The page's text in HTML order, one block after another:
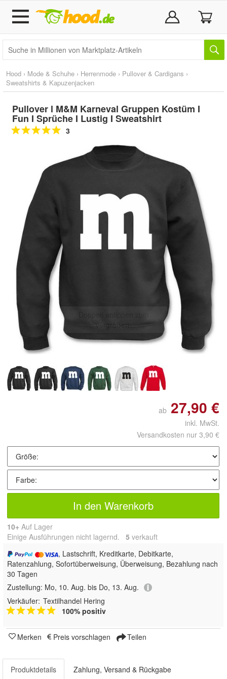
Hood › Mode & Schuhe › Herrenmode › Pullover & Cardigans ›
Sweatshirts & Kapuzenjacken
Pullover l M&M Karneval Gruppen Kostüm I
Fun I Sprüche I Lustig I Sweatshirt
3
vergrößern
ab 27,90 €
inkl. MwSt.
Versandkosten nur 3,90 €
In den Warenkorb
10+ Auf Lager
Einige Ausführungen nicht lagernd. 5 verkauft
, Lastschrift, Kreditkarte, Debitkarte,
Ratenzahlung, Sofortüberweisung, Überweisung, Bezahlung nach
30 Tagen
Zustellung: Mo, 10. Aug. bis Do, 13. Aug.
Verkäufer: Textilhandel Hering
100% positiv
Merken Preis vorschlagen Teilen
Produktdetails Zahlung, Versand & Rückgabe